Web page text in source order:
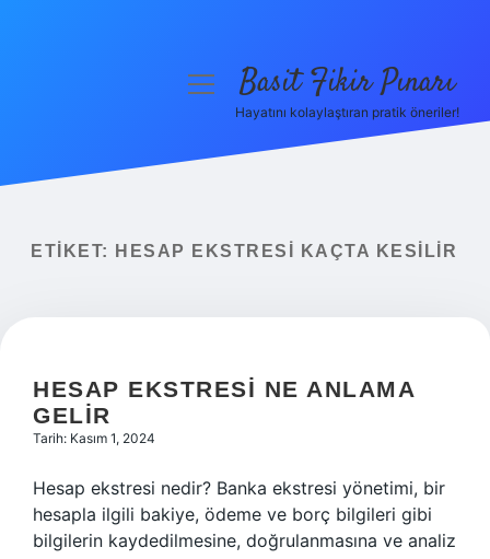
Yasal Uyarı
menüyüBasit Fikir Pınarı
Hayatını kolaylaştıran pratik öneriler!
ETIKET: HESAP EKSTRESI KAÇTA KESILIR
HESAP EKSTRESI NE ANLAMA
GELIR
Tarih: Kasım 1, 2024
Hesap ekstresi nedir? Banka ekstresi yönetimi, bir
hesapla ilgili bakiye, ödeme ve borç bilgileri gibi
bilgilerin kaydedilmesine, doğrulanmasına ve analiz